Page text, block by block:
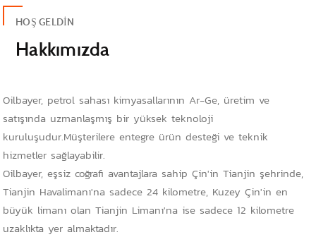
HOŞ GELDIN
Hakkımızda
Oilbayer, petrol sahası kimyasallarının Ar-Ge, üretim ve
satışında uzmanlaşmış bir yüksek teknoloji
kuruluşudur.Müşterilere entegre ürün desteği ve teknik
hizmetler sağlayabilir.
Oilbayer, eşsiz coğrafi avantajlara sahip Çin'in Tianjin şehrinde,
Tianjin Havalimanı'na sadece 24 kilometre, Kuzey Çin'in en
büyük limanı olan Tianjin Limanı'na ise sadece 12 kilometre
uzaklıkta yer almaktadır.